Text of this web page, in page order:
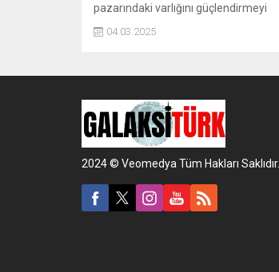
pazarındaki varlığını güçlendirmeyi
04.03.2025
2024 © Veomedya Tüm Hakları Saklıdır.